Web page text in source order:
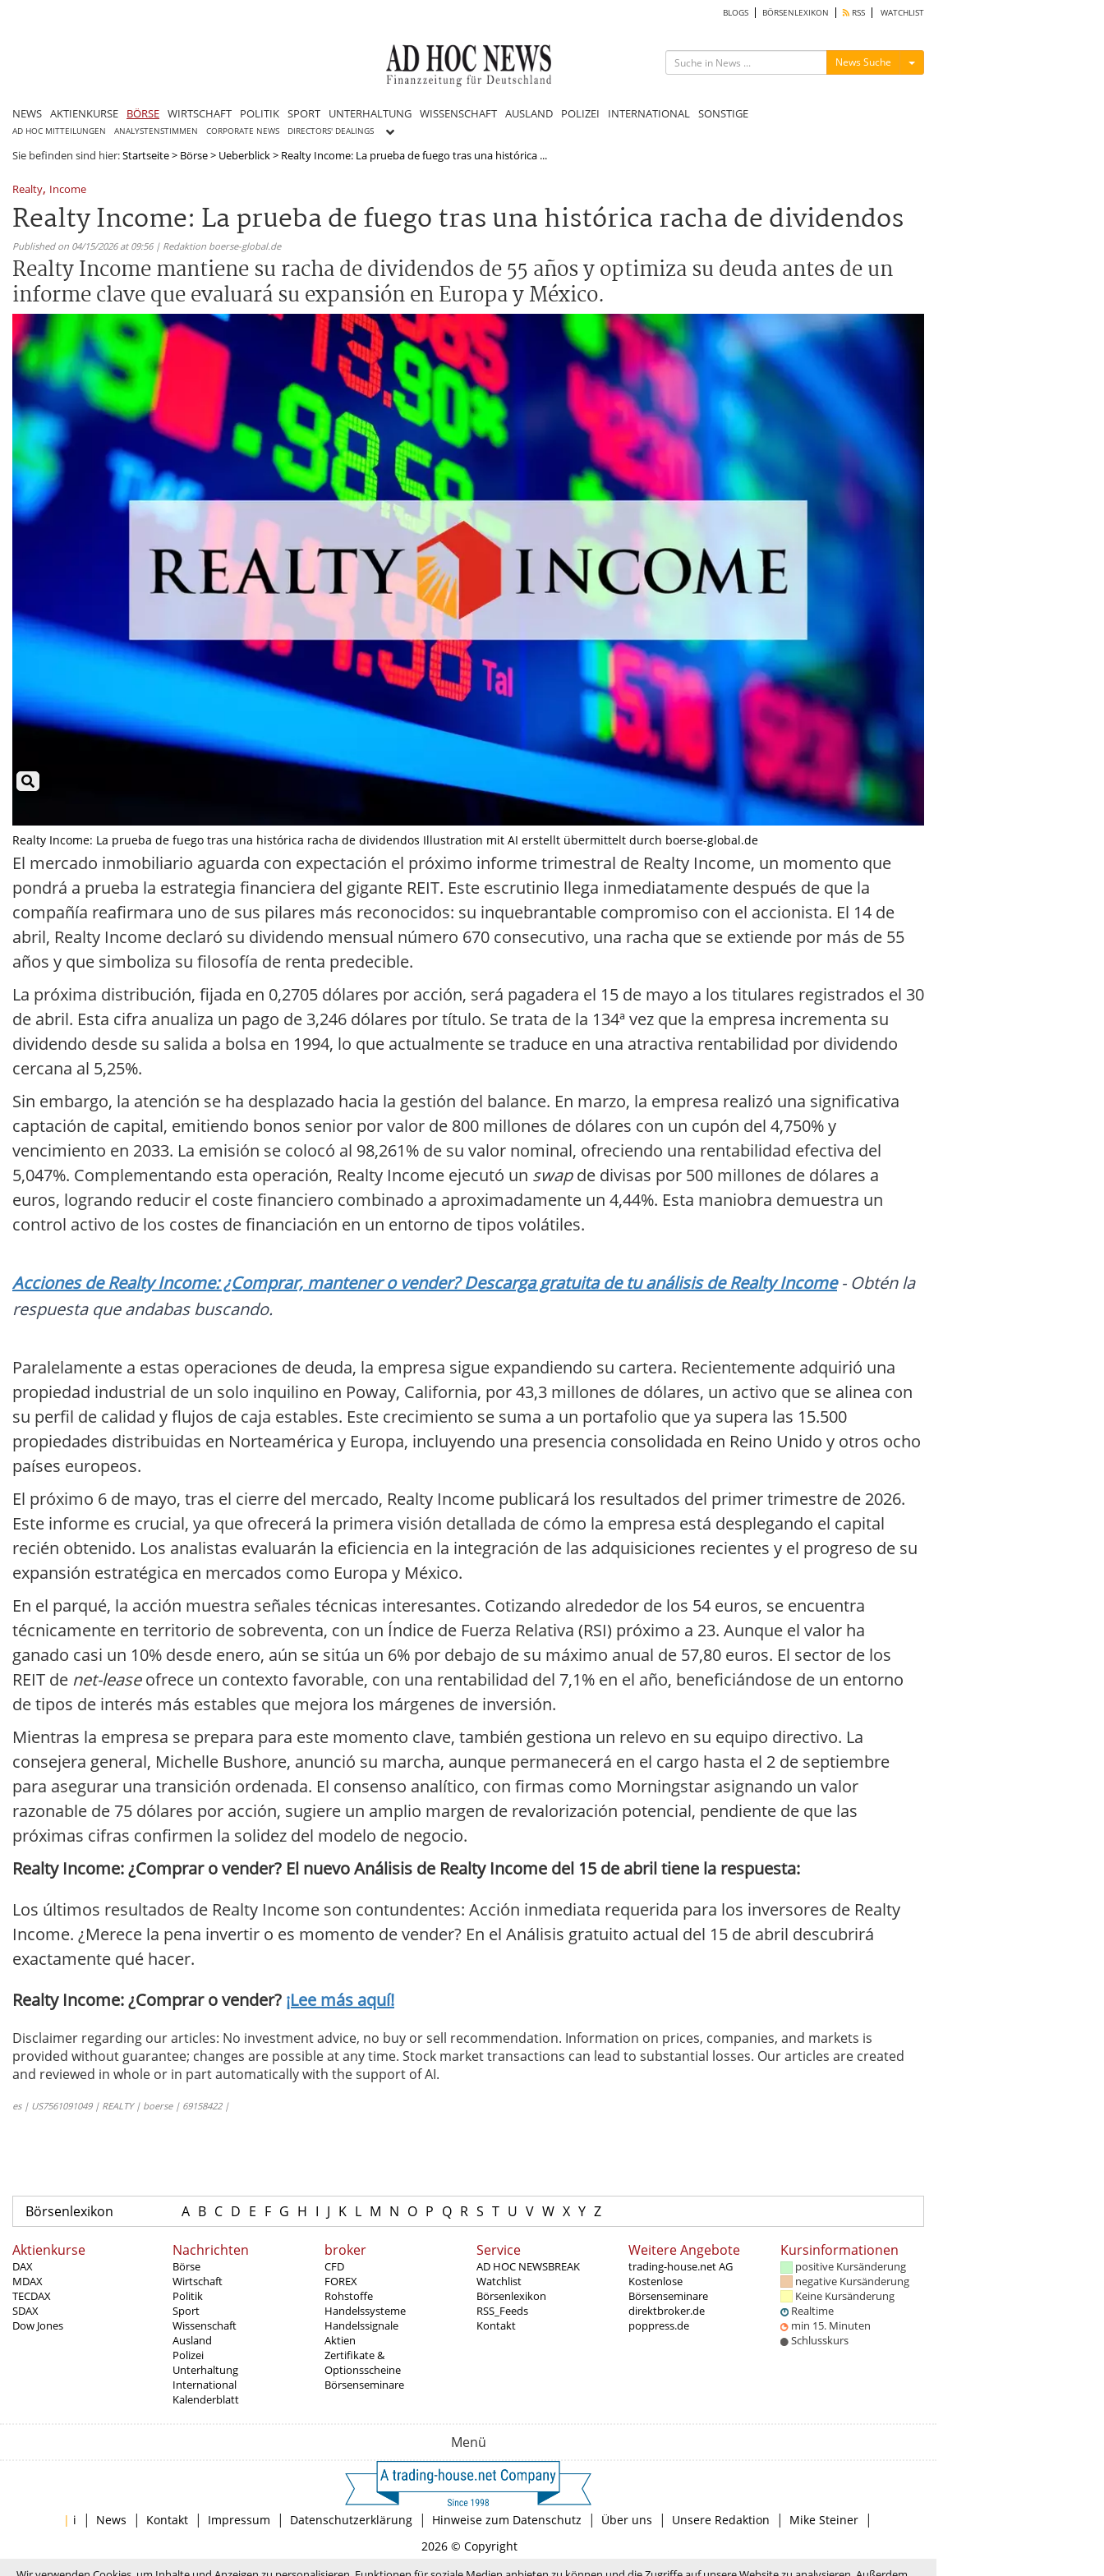
BLOGS BÖRSENLEXIKON RSS WATCHLIST
News Suche Menü ein-/ausblenden
NEWS AKTIENKURSE BÖRSE WIRTSCHAFT POLITIK SPORT UNTERHALTUNG WISSENSCHAFT AUSLAND POLIZEI INTERNATIONAL SONSTIGE
AD HOC MITTEILUNGEN ANALYSTENSTIMMEN CORPORATE NEWS DIRECTORS' DEALINGS
Sie befinden sind hier:Startseite> Börse> Ueberblick> Realty Income: La prueba de fuego tras una histórica ...
Realty, Income
Realty Income: La prueba de fuego tras una histórica racha de dividendos
Published on 04/15/2026 at 09:56 | Redaktion boerse-global.de
Realty Income mantiene su racha de dividendos de 55 años y optimiza su deuda antes de un
informe clave que evaluará su expansión en Europa y México.
Realty Income: La prueba de fuego tras una histórica racha de dividendos Illustration mit AI erstellt übermittelt durch boerse-global.de
El mercado inmobiliario aguarda con expectación el próximo informe trimestral de Realty Income, un momento que
pondrá a prueba la estrategia financiera del gigante REIT. Este escrutinio llega inmediatamente después de que la
compañía reafirmara uno de sus pilares más reconocidos: su inquebrantable compromiso con el accionista. El 14 de
abril, Realty Income declaró su dividendo mensual número 670 consecutivo, una racha que se extiende por más de 55
años y que simboliza su filosofía de renta predecible.
La próxima distribución, fijada en 0,2705 dólares por acción, será pagadera el 15 de mayo a los titulares registrados el 30
de abril. Esta cifra anualiza un pago de 3,246 dólares por título. Se trata de la 134ª vez que la empresa incrementa su
dividendo desde su salida a bolsa en 1994, lo que actualmente se traduce en una atractiva rentabilidad por dividendo
cercana al 5,25%.
Sin embargo, la atención se ha desplazado hacia la gestión del balance. En marzo, la empresa realizó una significativa
captación de capital, emitiendo bonos senior por valor de 800 millones de dólares con un cupón del 4,750% y
vencimiento en 2033. La emisión se colocó al 98,261% de su valor nominal, ofreciendo una rentabilidad efectiva del
5,047%. Complementando esta operación, Realty Income ejecutó un swapde divisas por 500 millones de dólares a
euros, logrando reducir el coste financiero combinado a aproximadamente un 4,44%. Esta maniobra demuestra un
control activo de los costes de financiación en un entorno de tipos volátiles.
Acciones de Realty Income: ¿Comprar, mantener o vender? Descarga gratuita de tu análisis de Realty Income- Obtén la
respuesta que andabas buscando.
Paralelamente a estas operaciones de deuda, la empresa sigue expandiendo su cartera. Recientemente adquirió una
propiedad industrial de un solo inquilino en Poway, California, por 43,3 millones de dólares, un activo que se alinea con
su perfil de calidad y flujos de caja estables. Este crecimiento se suma a un portafolio que ya supera las 15.500
propiedades distribuidas en Norteamérica y Europa, incluyendo una presencia consolidada en Reino Unido y otros ocho
países europeos.
El próximo 6 de mayo, tras el cierre del mercado, Realty Income publicará los resultados del primer trimestre de 2026.
Este informe es crucial, ya que ofrecerá la primera visión detallada de cómo la empresa está desplegando el capital
recién obtenido. Los analistas evaluarán la eficiencia en la integración de las adquisiciones recientes y el progreso de su
expansión estratégica en mercados como Europa y México.
En el parqué, la acción muestra señales técnicas interesantes. Cotizando alrededor de los 54 euros, se encuentra
técnicamente en territorio de sobreventa, con un Índice de Fuerza Relativa (RSI) próximo a 23. Aunque el valor ha
ganado casi un 10% desde enero, aún se sitúa un 6% por debajo de su máximo anual de 57,80 euros. El sector de los
REIT de net-leaseofrece un contexto favorable, con una rentabilidad del 7,1% en el año, beneficiándose de un entorno
de tipos de interés más estables que mejora los márgenes de inversión.
Mientras la empresa se prepara para este momento clave, también gestiona un relevo en su equipo directivo. La
consejera general, Michelle Bushore, anunció su marcha, aunque permanecerá en el cargo hasta el 2 de septiembre
para asegurar una transición ordenada. El consenso analítico, con firmas como Morningstar asignando un valor
razonable de 75 dólares por acción, sugiere un amplio margen de revalorización potencial, pendiente de que las
próximas cifras confirmen la solidez del modelo de negocio.
Realty Income: ¿Comprar o vender? El nuevo Análisis de Realty Income del 15 de abril tiene la respuesta:
Los últimos resultados de Realty Income son contundentes: Acción inmediata requerida para los inversores de Realty
Income. ¿Merece la pena invertir o es momento de vender? En el Análisis gratuito actual del 15 de abril descubrirá
exactamente qué hacer.
Realty Income: ¿Comprar o vender? ¡Lee más aquí!
Disclaimer regarding our articles: No investment advice, no buy or sell recommendation. Information on prices, companies, and markets is
provided without guarantee; changes are possible at any time. Stock market transactions can lead to substantial losses. Our articles are created
and reviewed in whole or in part automatically with the support of AI.
es | US7561091049 | REALTY | boerse | 69158422 |
Börsenlexikon A B C D E F G H I J K L M N O P Q R S T U V W X Y Z
Aktienkurse
DAX
MDAX
TECDAX
SDAX
Dow Jones
Nachrichten
Börse
Wirtschaft
Politik
Sport
Wissenschaft
Ausland
Polizei
Unterhaltung
International
Kalenderblatt
broker
CFD
FOREX
Rohstoffe
Handelssysteme
Handelssignale
Aktien
Zertifikate &
Optionsscheine
Börsenseminare
Service
AD HOC NEWSBREAK
Watchlist
Börsenlexikon
RSS_Feeds
Kontakt
Weitere Angebote
trading-house.net AG
Kostenlose
Börsenseminare
direktbroker.de
poppress.de
Kursinformationen
positive Kursänderung
negative Kursänderung
Keine Kursänderung
Realtime
min 15. Minuten
Schlusskurs
Menü
| i | News | Kontakt | Impressum | Datenschutzerklärung | Hinweise zum Datenschutz | Über uns | Unsere Redaktion | Mike Steiner |
2026 © Copyright